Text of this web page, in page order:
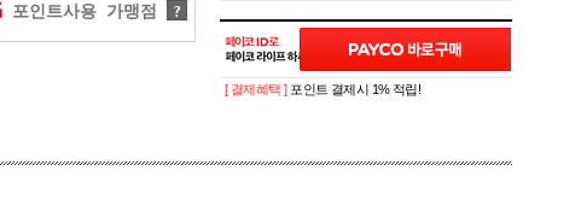
포인트사용 가맹점 ?
[ 결제혜택 ] 포인트 결제시 1% 적립!